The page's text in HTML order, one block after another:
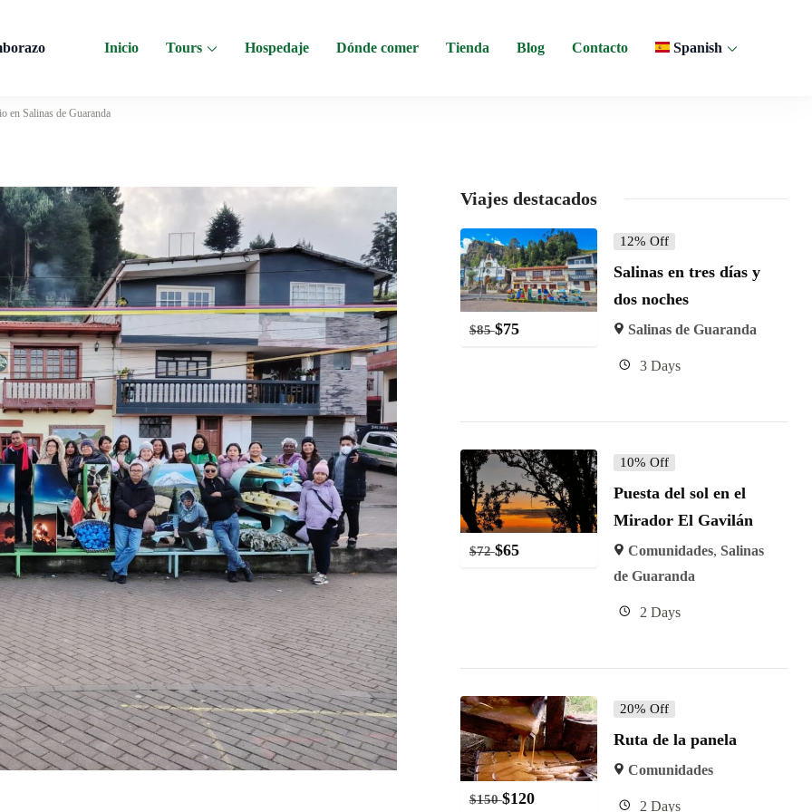
Inicio Tours Hospedaje Dónde comer Tienda Blog Contacto Spanish
en Salinas de Guaranda
Viajes destacados
$85 $75
12% Off
Salinas en tres días y
dos noches
Salinas de Guaranda
3 Days
$72 $65
10% Off
Puesta del sol en el
Mirador El Gavilán
Comunidades, Salinas
de Guaranda
2 Days
$150 $120
20% Off
Ruta de la panela
Comunidades
2 Days